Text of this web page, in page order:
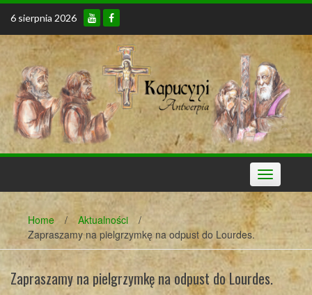
Skip
content
6 sierpnia 2026
Toggle
navigation
Home / Aktualności
/
Zapraszamy na pielgrzymkę na odpust do Lourdes.
Zapraszamy na pielgrzymkę na odpust do Lourdes.